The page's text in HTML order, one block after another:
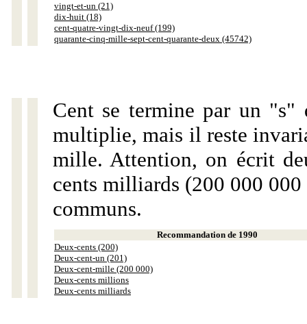
vingt-et-un (21)
dix-huit (18)
cent-quatre-vingt-dix-neuf (199)
quarante-cinq-mille-sept-cent-quarante-deux (45742)
Cent se termine par un "s"
multiplie, mais il reste
mille. Attention, on écrit
cents milliards (200 000
communs.
Recommandation de 1990
Deux-cents (200)
Deux-cent-un (201)
Deux-cent-mille (200 000)
Deux-cents millions
Deux-cents milliards